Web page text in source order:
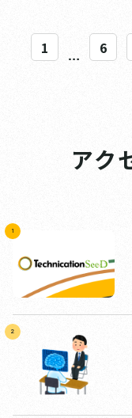
1
…
6
アク
1
2